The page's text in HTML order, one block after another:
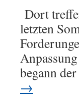
Dort
letzten
begann
→